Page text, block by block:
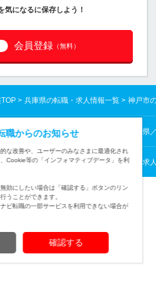
気になるに保存しよう！
会員登録 （無料）
兵庫県の転職・求人情報一覧 神戸市
TOP 兵庫県の転職・求人情報一覧 兵庫県
関の転職・求人情報一覧 官公庁の転職・求
Corporation
職からのお知らせ
な改善や、ユーザーのみなさまに最適化され
Cookie等の「インフォマティブデータ」を利
効にしたい場合は「確認する」ボタンのリン
うことができます。
ビ転職の一部サービスを利用できない場合が
確認する